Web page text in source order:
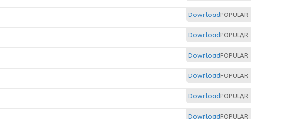
POPULAR
Download
POPULAR
Download
POPULAR
Download
POPULAR
Download
POPULAR
Download
POPULAR
Download